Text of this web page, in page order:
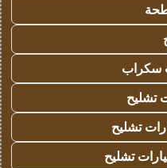
سكراب
تشليح
تشليح
تشليح